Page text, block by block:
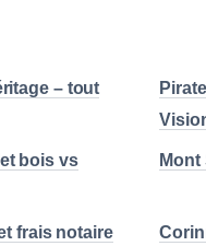
– tout
bois vs
frais notaire